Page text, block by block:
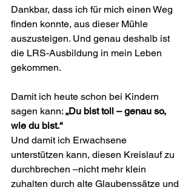
Dankbar, dass ich für mich einen Weg
finden konnte, aus dieser Mühle
auszusteigen. Und genau deshalb ist
die LRS-Ausbildung in mein Leben
gekommen.
Damit ich heute schon bei Kindern
sagen kann: „Du bist toll – genau so,
wie du bist.“
Und damit ich Erwachsene
unterstützen kann, diesen Kreislauf zu
durchbrechen –nicht mehr klein
zuhalten durch alte Glaubenssätze und